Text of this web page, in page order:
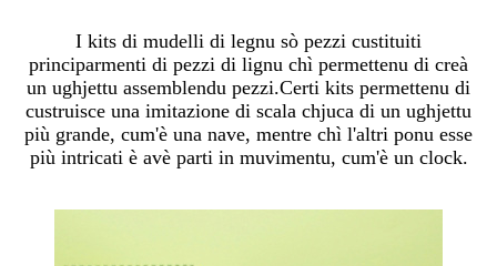
I kits di mudelli di legnu sò pezzi custituiti
principarmenti di pezzi di lignu chì permettenu di creà
un ughjettu assemblendu pezzi.Certi kits permettenu di
custruisce una imitazione di scala chjuca di un ughjettu
più grande, cum'è una nave, mentre chì l'altri ponu esse
più intricati è avè parti in muvimentu, cum'è un clock.